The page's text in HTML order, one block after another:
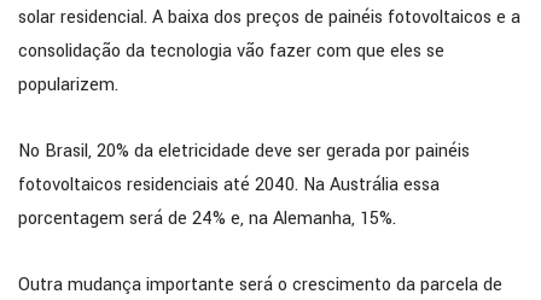
solar residencial. A baixa dos preços de painéis fotovoltaicos e a
consolidação da tecnologia vão fazer com que eles se
popularizem.
No Brasil, 20% da eletricidade deve ser gerada por painéis
fotovoltaicos residenciais até 2040. Na Austrália essa
porcentagem será de 24% e, na Alemanha, 15%.
Outra mudança importante será o crescimento da parcela de